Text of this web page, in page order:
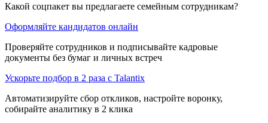
Какой соцпакет вы предлагаете семейным сотрудникам?
Оформляйте кандидатов онлайн
Проверяйте сотрудников и подписывайте кадровые
документы без бумаг и личных встреч
Ускорьте подбор в 2 раза с Talantix
Автоматизируйте сбор откликов, настройте воронку,
собирайте аналитику в 2 клика